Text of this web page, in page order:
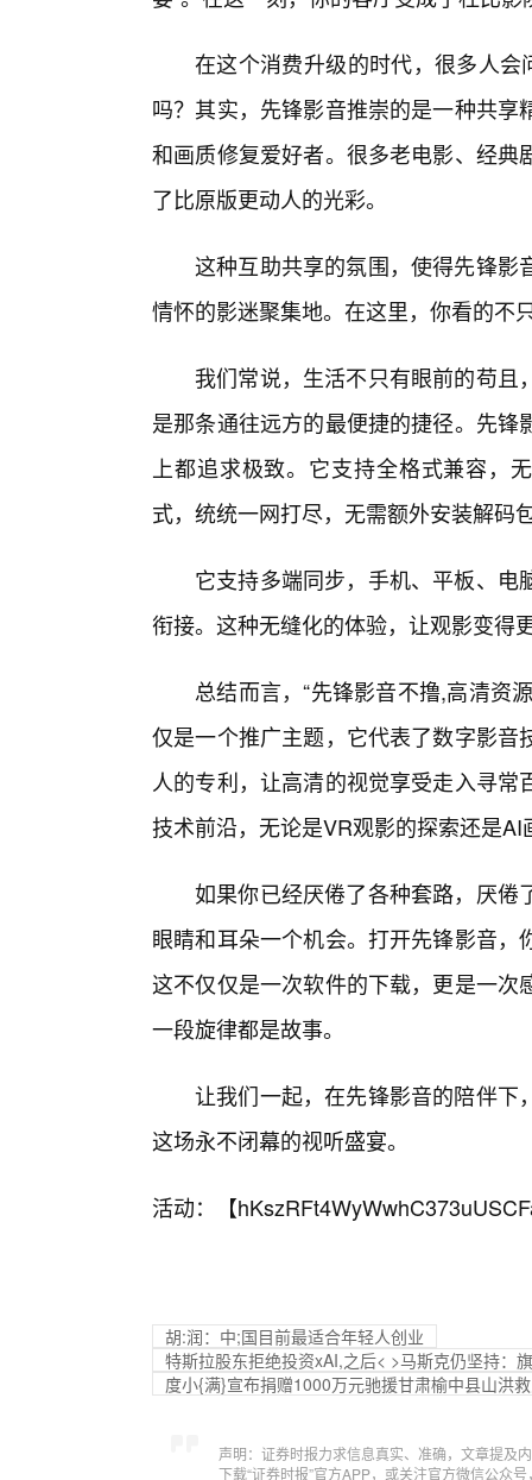
在这个消费升级的时代，很多人会
吗？其实，先锋影音推崇的是一种共
和画质修复爱好者。很多老电影、经
了比原版更动人的光彩。
这种互助共享的氛围，使得先锋影
情怀的影迷聚集地。在这里，你看的不
我们常说，生活不只有眼前的苟
是那条通往远方的最便捷的捷径。先
上都追求极致。它支持全格式兼容，
式，统统一网打尽，无需额外安装解码
它支持多端同步，手机、平板、
衔接。这种无缝化的体验，让观影变得
总结而言，“先锋影音不撸,高清资
仅是一个推广主题，它代表了数字影
人的专利，让高清的视觉享受走入寻
技术前沿，无论是VR观影的探索还是
如果你已经厌倦了各种套路，厌倦
眼睛和耳朵一个机会。打开先锋影音
这不仅仅是一次软件的下载，更是一
一段旋律都是故事。
让我们一起，在先锋影音的陪伴下
这场永不闭幕的视听盛宴。
活动：【
胡:润：中;国目前最适合年轻人创业
特斯拉股东拒绝投资xAI,之后< >马斯克仍坚持：
度小{满}宣布捐赠1000万元驰援甘肃榆中县山洪
声明：证券时报力求信息真实、准确，文章提及
下载“证券时报”官方APP，或关注官方微信公众